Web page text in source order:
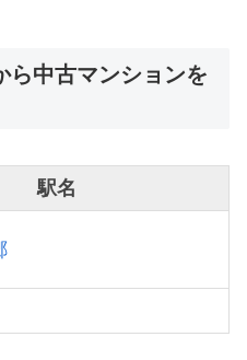
ら中古マンションを
駅名